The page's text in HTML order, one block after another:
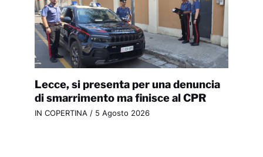
Lecce, si presenta per una denuncia
di smarrimento ma finisce al CPR
IN COPERTINA/ 5 Agosto 2026